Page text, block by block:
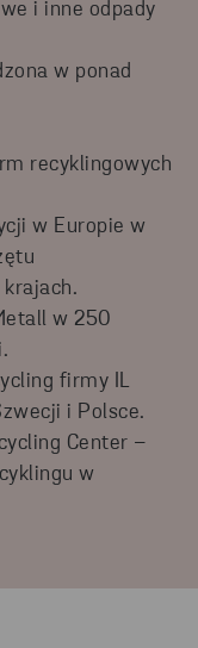
i inne odpady
w ponad
recyklingowych
w Europie w
w 250
firmy IL
i Polsce.
Center –
w